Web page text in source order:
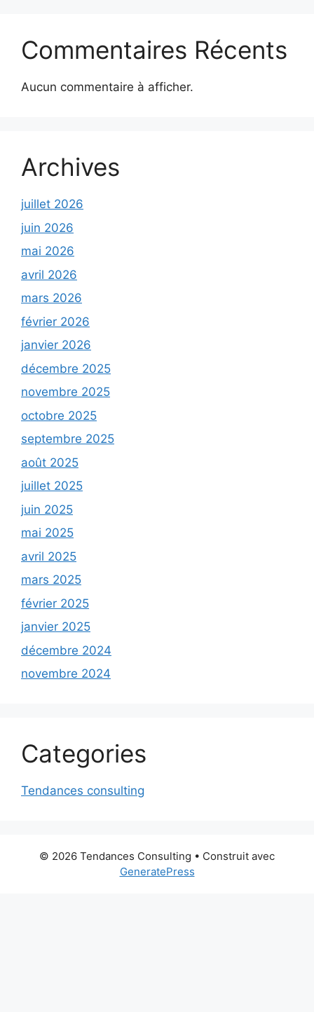
Commentaires Récents
Aucun commentaire à afficher.
Archives
juillet 2026
juin 2026
mai 2026
avril 2026
mars 2026
février 2026
janvier 2026
décembre 2025
novembre 2025
octobre 2025
septembre 2025
août 2025
juillet 2025
juin 2025
mai 2025
avril 2025
mars 2025
février 2025
janvier 2025
décembre 2024
novembre 2024
Categories
Tendances consulting
© 2026 Tendances Consulting • Construit avec
GeneratePress